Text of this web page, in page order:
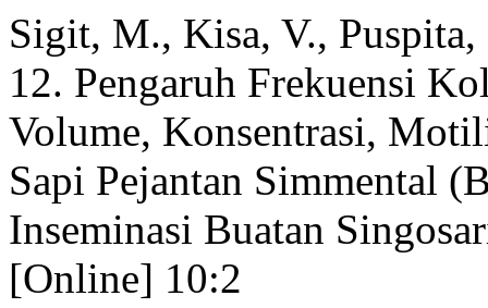
Sigit, M., Kisa, V.,
12. Pengaruh Frekuensi
Volume, Konsentrasi,
Sapi Pejantan Simmental
Inseminasi Buatan
[Online] 10:2